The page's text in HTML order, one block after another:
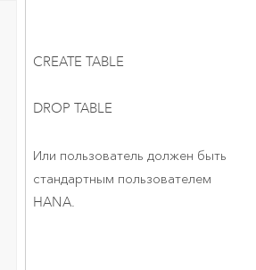
CREATE TABLE
DROP TABLE
Или пользователь должен быть
стандартным пользователем
HANA.